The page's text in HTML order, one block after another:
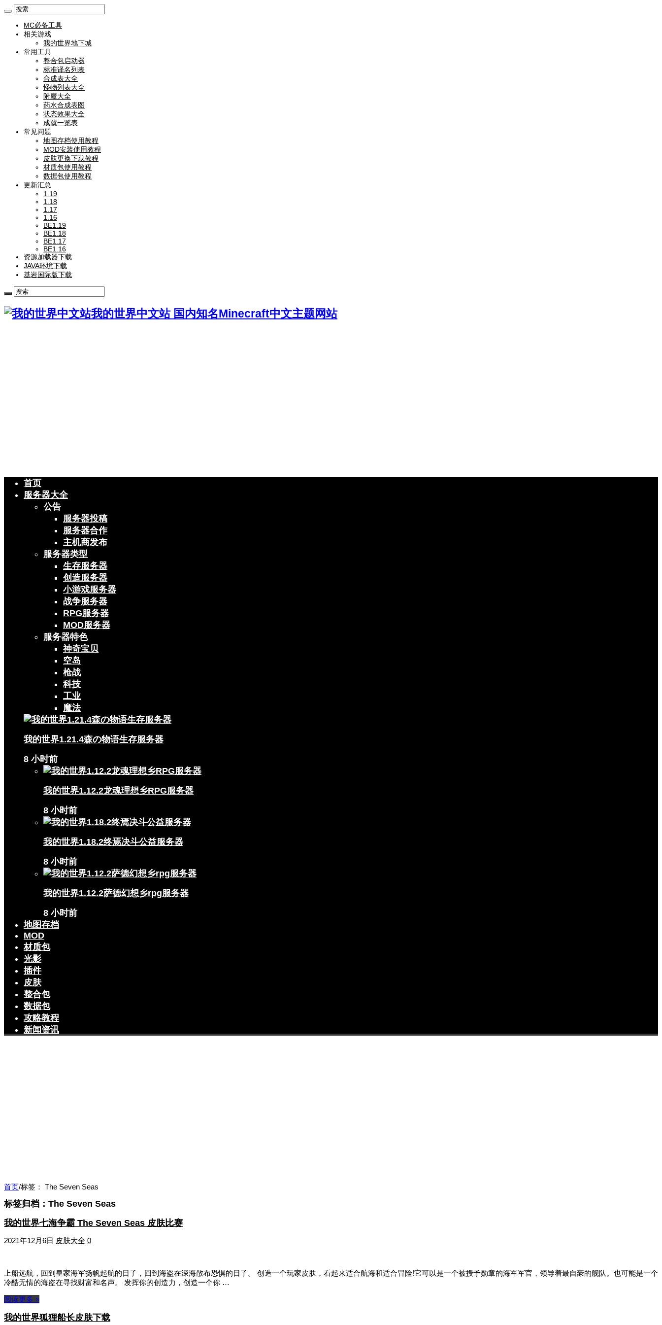
MC必备工具
相关游戏
我的世界地下城
常用工具
整合包启动器
标准译名列表
合成表大全
怪物列表大全
附魔大全
药水合成表图
状态效果大全
成就一览表
常见问题
地图存档使用教程
MOD安装使用教程
皮肤更换下载教程
材质包使用教程
数据包使用教程
更新汇总
1.19
1.18
1.17
1.16
BE1.19
BE1.18
BE1.17
BE1.16
资源加载器下载
JAVA环境下载
基岩国际版下载
我的世界中文站 国内知名Minecraft中文主题网站
首页
服务器大全
公告
服务器投稿
服务器合作
主机商发布
服务器类型
生存服务器
创造服务器
小游戏服务器
战争服务器
RPG服务器
MOD服务器
服务器特色
神奇宝贝
空岛
枪战
科技
工业
魔法
我的世界1.21.4森の物语生存服务器
8 小时前
我的世界1.12.2龙魂理想乡RPG服务器
8 小时前
我的世界1.18.2终焉决斗公益服务器
8 小时前
我的世界1.12.2萨德幻想乡rpg服务器
8 小时前
地图存档
MOD
材质包
光影
插件
皮肤
整合包
数据包
攻略教程
新闻资讯
首页/标签： The Seven Seas
标签归档： The Seven Seas
我的世界七海争霸 The Seven Seas 皮肤比赛
2021年12月6日 皮肤大全 0
上船远航，回到皇家海军扬帆起航的日子，回到海盗在深海散布恐惧的日子。 创造一个玩家皮肤，看起来适合航海和适合冒险!它可以是一个被授予勋章的海军军官，领导着最自豪的舰队。也可能是一个
冷酷无情的海盗在寻找财富和名声。 发挥你的创造力，创造一个你 …
阅读更多 »
我的世界狐狸船长皮肤下载